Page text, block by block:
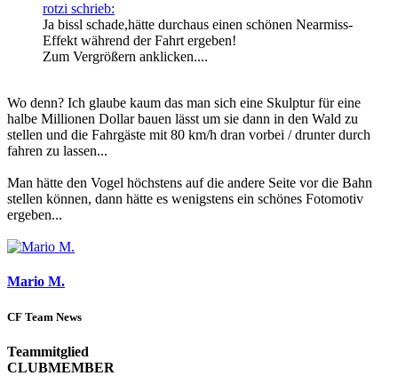
rotzi schrieb:
Ja bissl schade,hätte durchaus einen schönen Nearmiss-
Effekt während der Fahrt ergeben!
Zum Vergrößern anklicken....
Wo denn? Ich glaube kaum das man sich eine Skulptur für eine
halbe Millionen Dollar bauen lässt um sie dann in den Wald zu
stellen und die Fahrgäste mit 80 km/h dran vorbei / drunter durch
fahren zu lassen...
Man hätte den Vogel höchstens auf die andere Seite vor die Bahn
stellen können, dann hätte es wenigstens ein schönes Fotomotiv
ergeben...
Mario M.
CF Team News
Teammitglied
CLUBMEMBER